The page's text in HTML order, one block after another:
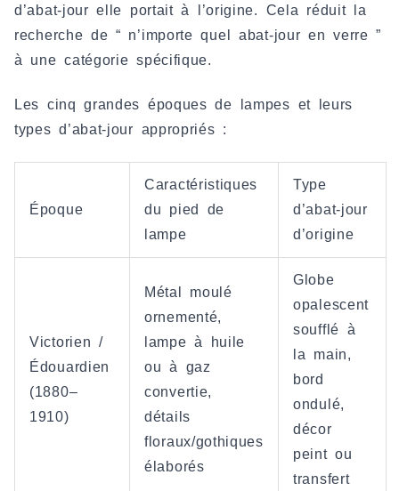
d’abat-jour elle portait à l’origine. Cela réduit la
recherche de “ n’importe quel abat-jour en verre ”
à une catégorie spécifique.
Les cinq grandes époques de lampes et leurs
types d’abat-jour appropriés :
Époque
Caractéristiques
du pied de
lampe
Type
d’abat-jour
d’origine
Victorien /
Édouardien
(1880–
1910)
Métal moulé
ornementé,
lampe à huile
ou à gaz
convertie,
détails
floraux/gothiques
élaborés
Globe
opalescent
soufflé à
la main,
bord
ondulé,
décor
peint ou
transfert